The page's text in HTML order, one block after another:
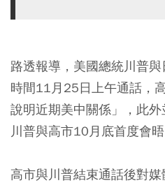
路透報導，美國總統川普
時間11月25日上午通話，
說明近期美中關係」，此
川普與高市10月底首度會晤
高市與川普結束通話後對